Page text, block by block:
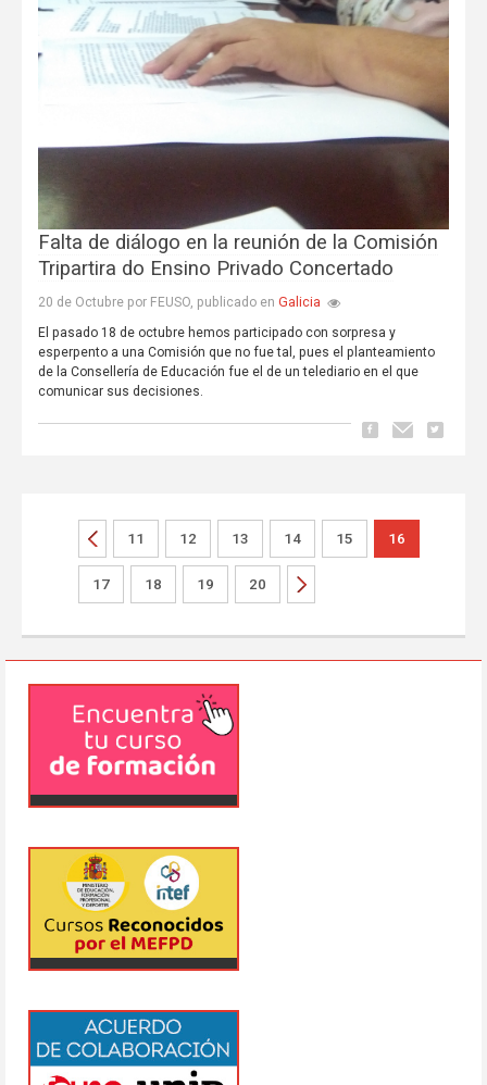
Falta de diálogo en la reunión de la Comisión
Tripartira do Ensino Privado Concertado
20 de Octubre por FEUSO, publicado en Galicia
El pasado 18 de octubre hemos participado con sorpresa y
esperpento a una Comisión que no fue tal, pues el planteamiento
de la Consellería de Educación fue el de un telediario en el que
comunicar sus decisiones.
11 12 13 14 15 16
17 18 19 20